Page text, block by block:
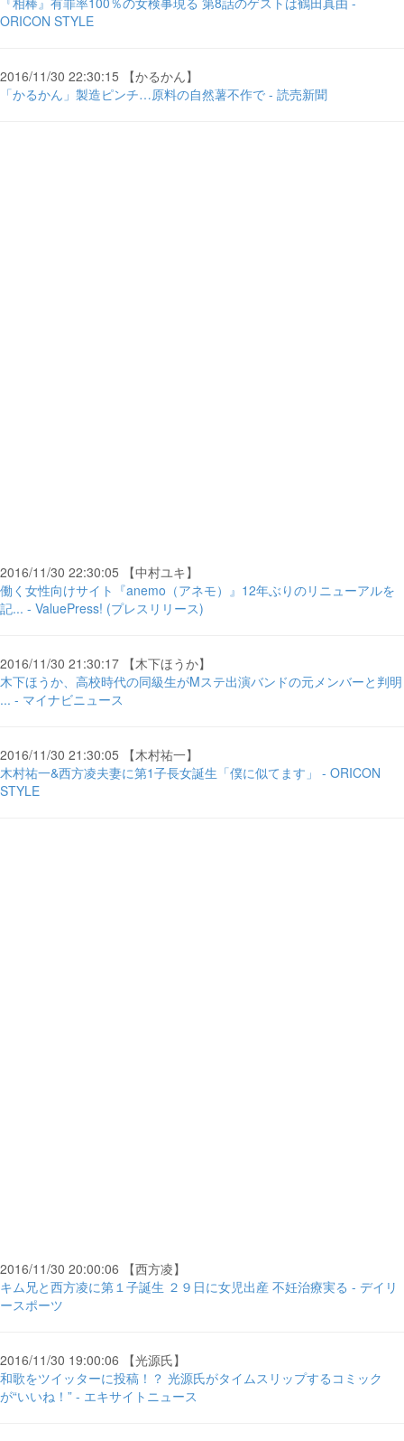
ORICON STYLE
2016/11/30 22:30:15 【かるかん】
「かるかん」製造ピンチ…原料の自然薯不作で - 読売新聞
2016/11/30 22:30:05 【中村ユキ】
働く女性向けサイト『anemo（アネモ）』12年ぶりのリニューアルを
記... - ValuePress! (プレスリリース)
2016/11/30 21:30:17 【木下ほうか】
木下ほうか、高校時代の同級生がMステ出演バンドの元メンバーと判明
... - マイナビニュース
2016/11/30 21:30:05 【木村祐一】
木村祐一&西方凌夫妻に第1子長女誕生「僕に似てます」 - ORICON
STYLE
2016/11/30 20:00:06 【西方凌】
キム兄と西方凌に第１子誕生 ２９日に女児出産 不妊治療実る - デイリ
ースポーツ
2016/11/30 19:00:06 【光源氏】
和歌をツイッターに投稿！？ 光源氏がタイムスリップするコミック
が“いいね！” - エキサイトニュース